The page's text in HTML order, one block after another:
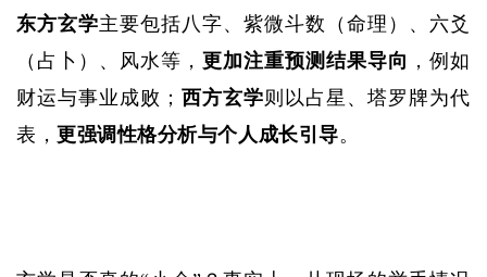
东方玄学主要包括八字、紫微斗数（命理）、六爻
（占卜）、风水等， 更加注重预测结果导向 ，例如
财运与事业成败； 西方玄学则以占星、塔罗牌为代
表， 更强调性格分析与个人成长引导。